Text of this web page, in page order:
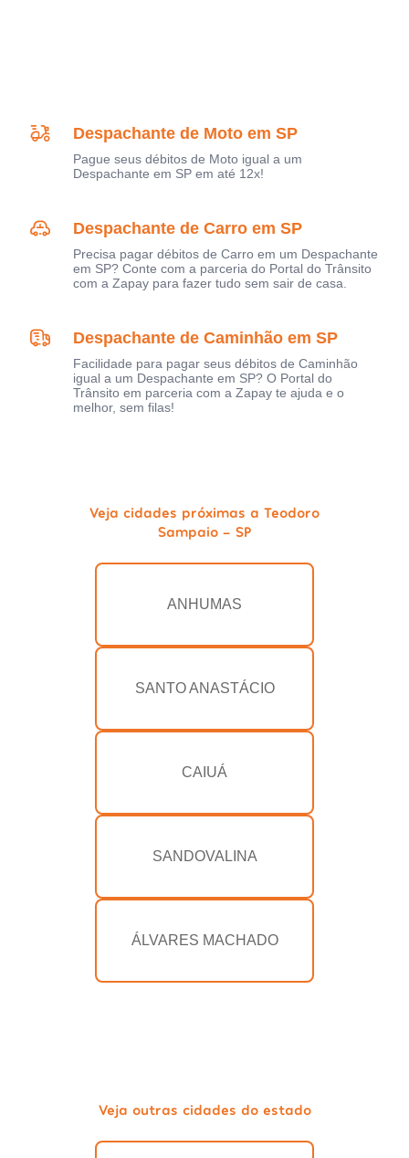
Despachante de Moto em SP
Pague seus débitos de Moto igual a um
Despachante em SP em até 12x!
Despachante de Carro em SP
Precisa pagar débitos de Carro em um Despachante
em SP? Conte com a parceria do Portal do Trânsito
com a Zapay para fazer tudo sem sair de casa.
Despachante de Caminhão em SP
Facilidade para pagar seus débitos de Caminhão
igual a um Despachante em SP? O Portal do
Trânsito em parceria com a Zapay te ajuda e o
melhor, sem filas!
Veja cidades próximas a Teodoro
Sampaio - SP
ANHUMAS
SANTO ANASTÁCIO
CAIUÁ
SANDOVALINA
ÁLVARES MACHADO
Veja outras cidades do estado